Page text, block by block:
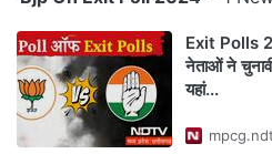
Exit Polls
नेताओं ने
यहां...